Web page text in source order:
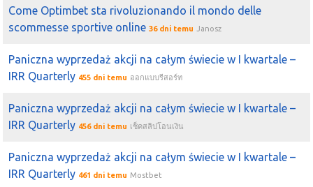
Come Optimbet sta rivoluzionando il mondo delle
scommesse sportive online 36 dni temu Janosz
Paniczna wyprzedaż akcji na całym świecie w I kwartale –
IRR Quarterly 455 dni temu ออกแบบรีสอร์ท
Paniczna wyprzedaż akcji na całym świecie w I kwartale –
IRR Quarterly 456 dni temu เช็คสลิปโอนเงิน
Paniczna wyprzedaż akcji na całym świecie w I kwartale –
IRR Quarterly 461 dni temu Mostbet